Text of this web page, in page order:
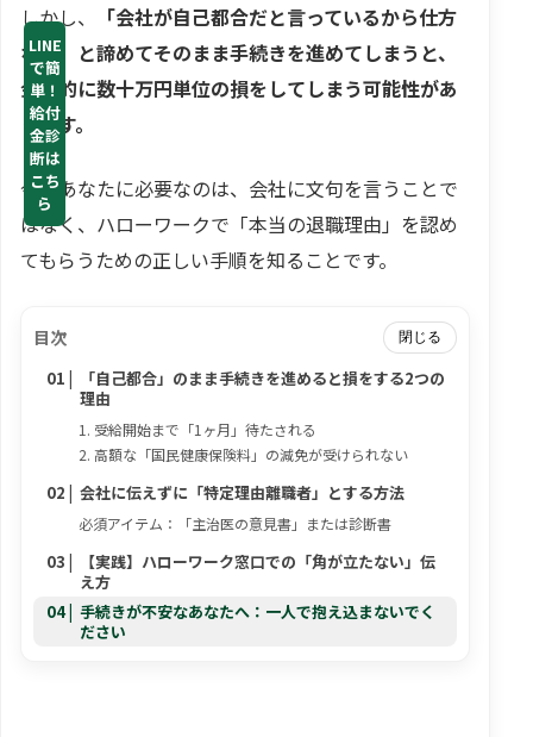
LINE
で簡
単！
給付
金診
断は
こち
ら
しかし、
「会社が自己都合だと言っているから仕方
ない」と諦めてそのまま手続きを進めてしまうと、
金銭的に数十万円単位の損をしてしまう可能性があ
ります。
今のあなたに必要なのは、会社に文句を言うことで
はなく、ハローワークで「本当の退職理由」を認め
てもらうための正しい手順を知ることです。
目次 閉じる
「自己都合」のまま手続きを進めると損をする2つの
理由
1. 受給開始まで「1ヶ月」待たされる
2. 高額な「国民健康保険料」の減免が受けられない
会社に伝えずに「特定理由離職者」とする方法
必須アイテム：「主治医の意見書」または診断書
【実践】ハローワーク窓口での「角が立たない」伝
え方
手続きが不安なあなたへ：一人で抱え込まないでく
ださい